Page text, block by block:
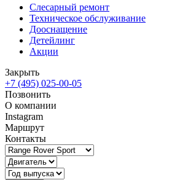
Слесарный ремонт
Техническое обслуживание
Дооснащение
Детейлинг
Акции
Закрыть
+7 (495) 025-00-05
Позвонить
О компании
Instagram
Маршрут
Контакты